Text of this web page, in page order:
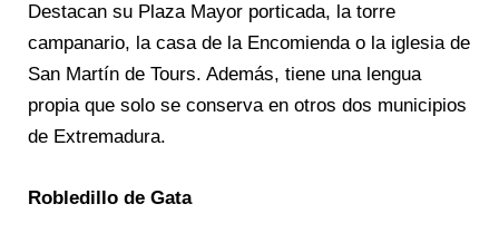
Destacan su Plaza Mayor porticada, la torre
campanario, la casa de la Encomienda o la iglesia de
San Martín de Tours. Además, tiene una lengua
propia que solo se conserva en otros dos municipios
de Extremadura.
Robledillo de Gata